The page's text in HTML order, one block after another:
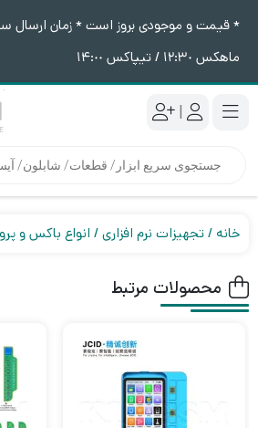
* قیمت و موجودی بروز است * زمان ارسال
ماهکس ١٢:٣٠ / تیپاکس ١۴:٠٠
|
محصولات
خانه تجهیزات نرم افزاری انواع باکس و
محصولات مرتبط